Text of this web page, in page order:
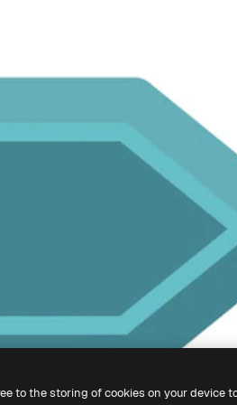
to the storing of cookies on your device